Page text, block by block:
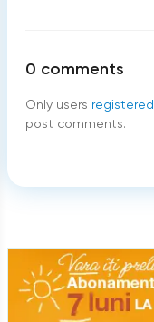
0 comments
Only users registered
post comments.